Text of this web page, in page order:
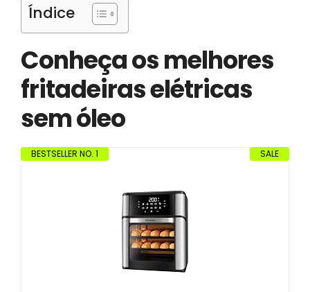
Índice
Conheça os melhores
fritadeiras elétricas
sem óleo
SALE
BESTSELLER NO. 1